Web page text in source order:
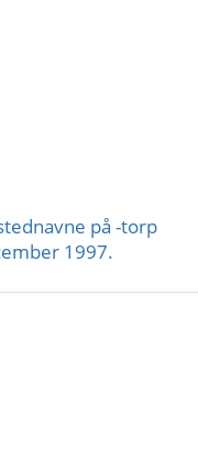
på -torp
1997.